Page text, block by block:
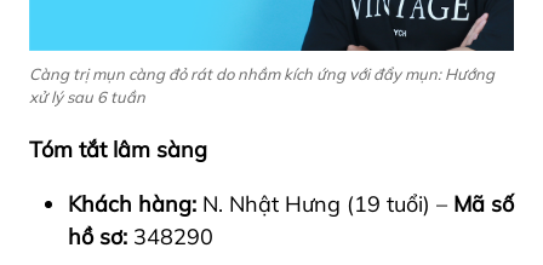
Càng trị mụn càng đỏ rát do nhầm kích ứng với đẩy mụn: Hướng
xử lý sau 6 tuần
Tóm tắt lâm sàng
Khách hàng: N. Nhật Hưng (19 tuổi) – Mã số
hồ sơ: 348290